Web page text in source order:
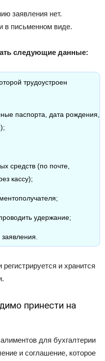
заявления нет.
в письменном виде.
следующие данные:
трудоустроен
паспорта, дата рождения,
средств (по почте,
кассу);
удержание;
и хранится
принести на
для бухгалтерии
и соглашение, которое